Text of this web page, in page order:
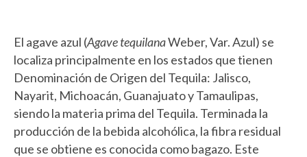
El agave azul (Agave tequilanaWeber, Var. Azul) se
localiza principalmente en los estados que tienen
Denominación de Origen del Tequila: Jalisco,
Nayarit, Michoacán, Guanajuato y Tamaulipas,
siendo la materia prima del Tequila. Terminada la
producción de la bebida alcohólica, la fibra residual
que se obtiene es conocida como bagazo. Este